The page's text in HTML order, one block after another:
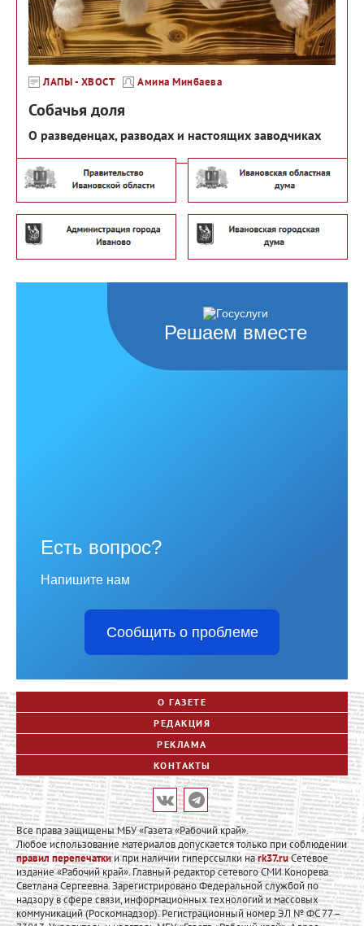
ЛАПЫ - ХВОСТ Амина Минбаева
Собачья доля
О разведенцах, разводах и настоящих заводчиках
Решаем вместе
Есть вопрос?
Напишите нам
Сообщить о проблеме
О ГАЗЕТЕ
РЕДАКЦИЯ
РЕКЛАМА
КОНТАКТЫ
Все права защищены МБУ «Газета «Рабочий край».
Любое использование материалов допускается только при соблюдении
правил перепечаткии при наличии гиперссылки наrk37.ruСетевое
издание «Рабочий край». Главный редактор сетевого СМИ Конорева
Светлана Сергеевна. Зарегистрировано Федеральной службой по
надзору в сфере связи, информационных технологий и массовых
коммуникаций (Роскомнадзор). Регистрационный номер ЭЛ № ФС 77 –